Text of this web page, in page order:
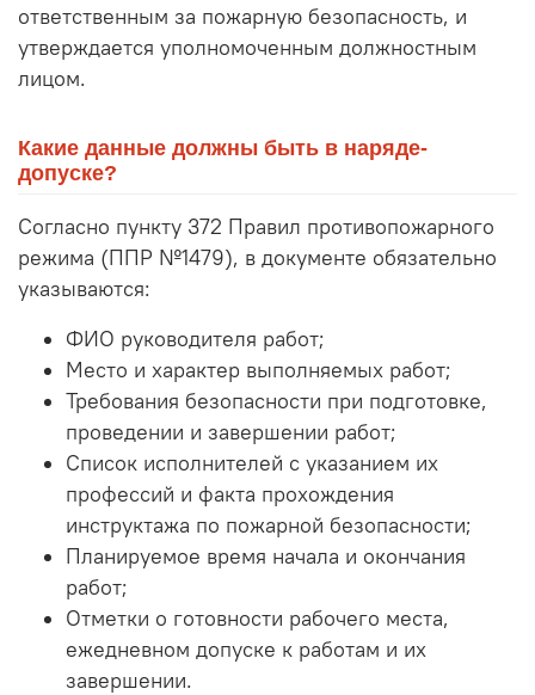
ответственным за пожарную безопасность, и
утверждается уполномоченным должностным
лицом.
Какие данные должны быть в наряде-
допуске?
Согласно пункту 372 Правил противопожарного
режима (ППР №1479), в документе обязательно
указываются:
ФИО руководителя работ;
Место и характер выполняемых работ;
Требования безопасности при подготовке,
проведении и завершении работ;
Список исполнителей с указанием их
профессий и факта прохождения
инструктажа по пожарной безопасности;
Планируемое время начала и окончания
работ;
Отметки о готовности рабочего места,
ежедневном допуске к работам и их
завершении.